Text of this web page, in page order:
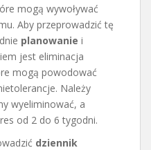
mogą wywoływać
Aby przeprowadzić tę
planowanie i
jest eliminacja
mogą powodować
Należy
wyeliminować, a
od 2 do 6 tygodni.
dziennik